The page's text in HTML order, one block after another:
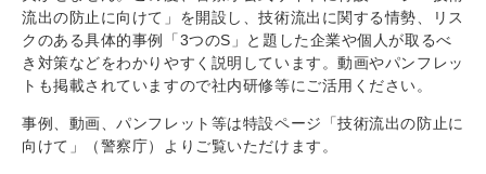
流出の防止に向けて」を開設し、技術流出に関する情勢、リス
クのある具体的事例「3つのS」と題した企業や個人が取るべ
き対策などをわかりやすく説明しています。動画やパンフレッ
トも掲載されていますので社内研修等にご活用ください。
事例、動画、パンフレット等は特設ページ「技術流出の防止に
向けて」（警察庁）よりご覧いただけます。